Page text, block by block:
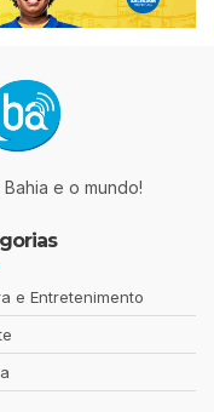
e o mundo!
e Entretenimento